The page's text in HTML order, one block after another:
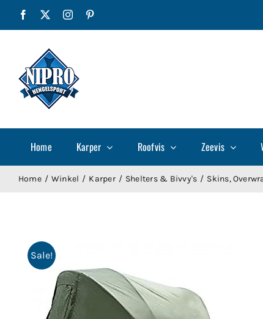
Facebook Instagram
Home Karper Roofvis Zeevis
Home Winkel Karper Shelters & Bivvy's Skins,
Sale!